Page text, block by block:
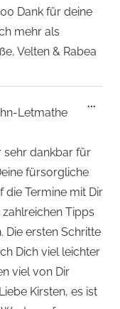
Dank für deine
mehr als
Velten & Rabea
Letmathe
sehr dankbar für
fürsorgliche
die Termine mit Dir
Tipps
Die ersten Schritte
Dich viel leichter
viel von Dir
Kirsten, es ist
...